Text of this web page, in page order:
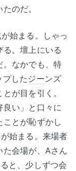
のだ。
始まる。しゃっ
。壇上にいる
。なかでも、特
したジーンズ
が目を引く。
良い」と口々に
とが恥ずかし
始まる。来場者
会場が、Aさん
と、少しずつ会